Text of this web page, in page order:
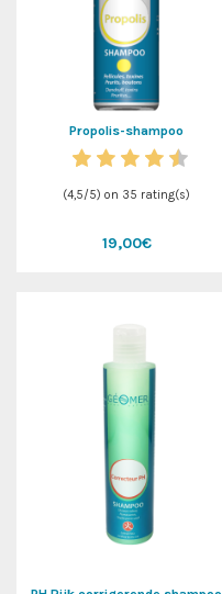
Propolis-shampoo
(4,5/5) on 35 rating(s)
19,00€